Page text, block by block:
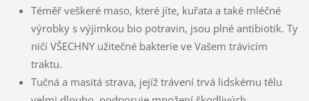
Téměř veškeré maso, které jíte, kuřata a také mléčné
výrobky s výjimkou bio potravin, jsou plné antibiotik. Ty
ničí VŠECHNY užitečné bakterie ve Vašem trávicím
traktu.
Tučná a masitá strava, jejíž trávení trvá lidskému tělu